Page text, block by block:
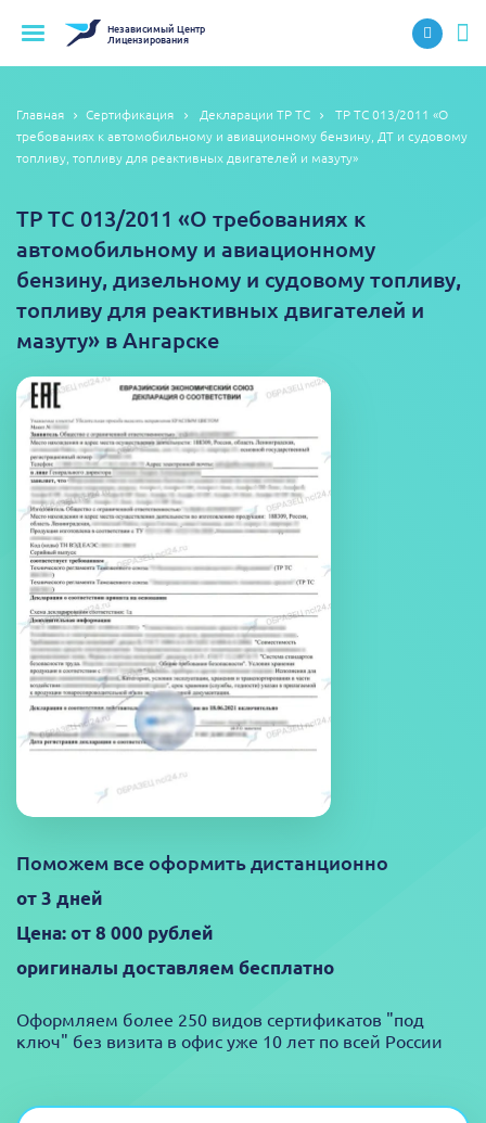
НезависимыйЦентр
Лицензирования
Главная Сертификация Декларации ТР ТС
ТР ТС 013/2011 «О
требованиях к автомобильному и авиационному бензину, ДТ и судовому
топливу, топливу для реактивных двигателей и мазуту»
ТР ТС 013/2011 «О требованиях к
автомобильному и авиационному
бензину, дизельному и судовому топливу,
топливу для реактивных двигателей и
мазуту» в Ангарске
Поможем все оформить дистанционно
от 3 дней
Цена: от 8 000 рублей
оригиналы доставляем бесплатно
Оформляем более 250 видов сертификатов "под
ключ" без визита в офис уже 10 лет по всей России